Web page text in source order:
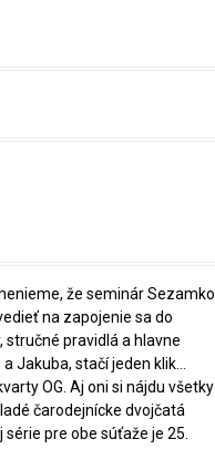
že seminár Sezamko
na zapojenie sa do
pravidlá a hlavne
Jakuba, stačí jeden klik…
OG. Aj oni si nájdu všetky
čarodejnícke dvojčatá
pre obe súťaže je 25.